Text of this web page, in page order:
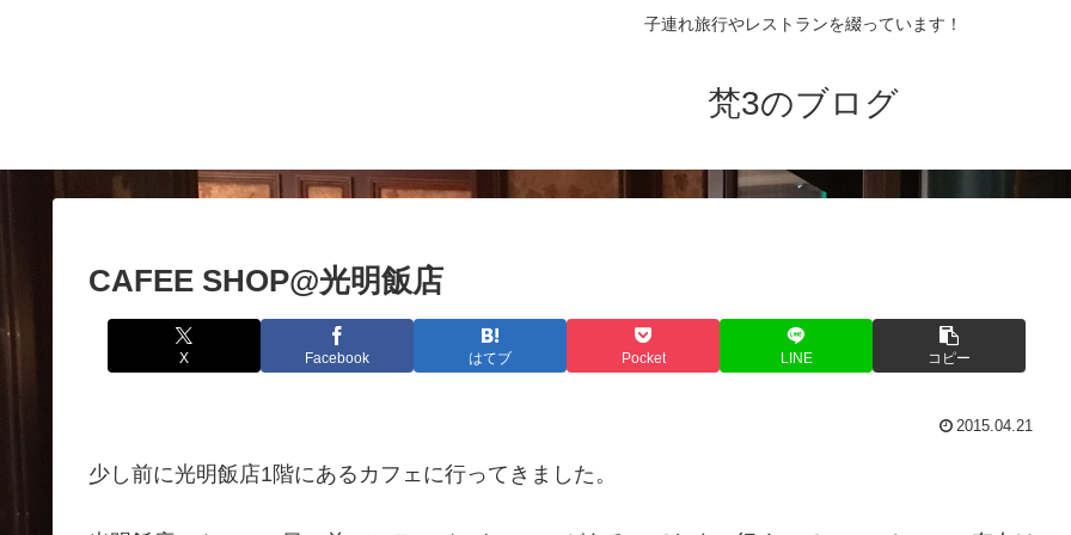
子連れ旅行やレストランを綴っています！
梵3のブログ
CAFEE SHOP@光明飯店
X Facebook はてブ Pocket LINE コピー
2015.04.21
少し前に光明飯店1階にあるカフェに行ってきました。